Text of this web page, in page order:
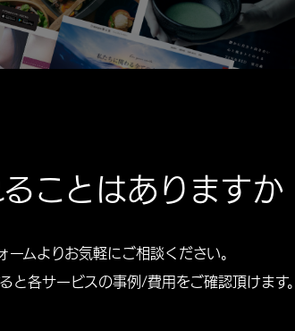
ことはありますか
ームよりお気軽にご相談ください。
と各サービスの事例/費用をご確認頂けます。